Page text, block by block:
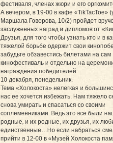
фестиваля, членах жюри и его
А вечером, в 19-00 в кафе «TikTacToe»
Маршала Говорова, 10/2) пройдет
заслуженных наград и дипломов от
Друзья, для того чтобы узнать кто и в
тяжелой борьбе одержит свои
забудьте обзавестись билетами на сам
кинофестиваль и отдельно на
награждения победителей.
10 декабря, понедельник.
Тема «Холокоста» нелегкая и
нас ее хочется избежать. Нам тяжело
снова умирать и спасаться со своими
соплеменниками. Ведь это все были
родные, и их родные, их друзья, их
единственные…Но если набраться
прийти в 12-00 в «Музей Холокоста